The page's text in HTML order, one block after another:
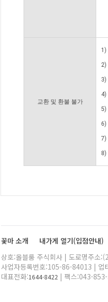
교환 및 환불 불가
1)
2)
3)
4)
5)
6)
7)
8)
꽃마 소개 내가게 열기(입점안내)
상호:올블룸 주식회사 | 도로명주소
사업자등록번호:105-86-84013 | 업
대표전화:1644-8422 | 팩스:043-